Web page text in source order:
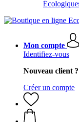
Mon compte
Identifiez-vous
Nouveau client ?
Créer un compte